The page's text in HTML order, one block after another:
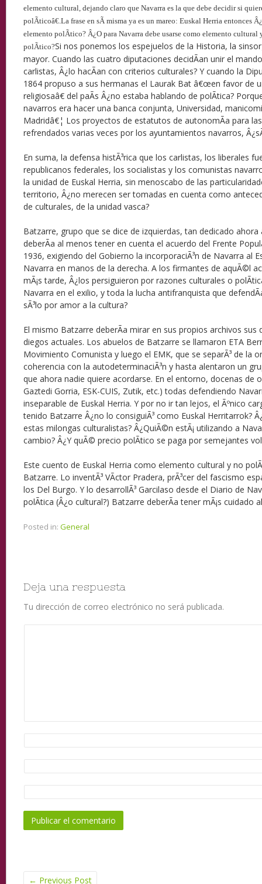
elemento cultural, dejando claro que Navarra es la que debe decidir si
polÃ­ticoâ€.La frase en sÃ­ misma ya es un mareo: Euskal Herria entonces
elemento polÃ­tico? Â¿O para Navarra debe usarse como elemento cultural
polÃ­tico?Si nos ponemos los espejuelos de la Historia, la
mayor. Cuando las cuatro diputaciones decidÃ­an unir el
carlistas, Â¿lo hacÃ­an con criterios culturales? Y cuando la
1864 propuso a sus hermanas el Laurak Bat â€œen favor de
religiosaâ€ del paÃ­s Â¿no estaba hablando de polÃ­tica?
navarros era hacer una banca conjunta, Universidad,
Madridâ€¦ Los proyectos de estatutos de autonomÃ­a para
refrendados varias veces por los ayuntamientos navarros,
En suma, la defensa histÃ³rica que los carlistas, los liberales
republicanos federales, los socialistas y los comunistas
la unidad de Euskal Herria, sin menoscabo de las
territorio, Â¿no merecen ser tomadas en cuenta como
de culturales, de la unidad vasca?
Batzarre, grupo que se dice de izquierdas, tan dedicado ahora
deberÃ­a al menos tener en cuenta el acuerdo del Frente
1936, exigiendo del Gobierno la incorporaciÃ³n de Navarra al
Navarra en manos de la derecha. A los firmantes de aquÃ©l
mÃ¡s tarde, Â¿los persiguieron por razones culturales o
Navarra en el exilio, y toda la lucha antifranquista que
sÃ³lo por amor a la cultura?
El mismo Batzarre deberÃ­a mirar en sus propios archivos sus
diegos actuales. Los abuelos de Batzarre se llamaron ETA
Movimiento Comunista y luego el EMK, que se separÃ³ de la
coherencia con la autodeterminaciÃ³n y hasta alentaron un
que ahora nadie quiere acordarse. En el entorno, docenas de
Gaztedi Gorria, ESK-CUIS, Zutik, etc.) todas defendiendo
inseparable de Euskal Herria. Y por no ir tan lejos, el Ãºnico
tenido Batzarre Â¿no lo consiguiÃ³ como Euskal Herritarrok?
estas milongas culturalistas? Â¿QuiÃ©n estÃ¡ utilizando a
cambio? Â¿Y quÃ© precio polÃ­tico se paga por semejantes
Este cuento de Euskal Herria como elemento cultural y no
Batzarre. Lo inventÃ³ VÃ­ctor Pradera, prÃ³cer del fascismo
los Del Burgo. Y lo desarrollÃ³ Garcilaso desde el Diario de
polÃ­tica (Â¿o cultural?) Batzarre deberÃ­a tener mÃ¡s cuidado
Posted in: General
Deja una respuesta
Tu dirección de correo electrónico no será publicada.
← Previous Post